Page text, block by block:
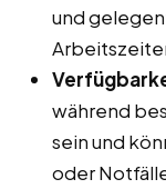
und
während
sein und
oder